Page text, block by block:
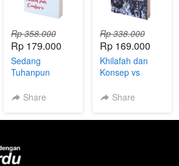
Rp 358.000
Rp 179.000
Sedang
Tuhanpun
Share
Rp 338.000
Rp 169.000
Khilafah dan
Konsep vs
Share